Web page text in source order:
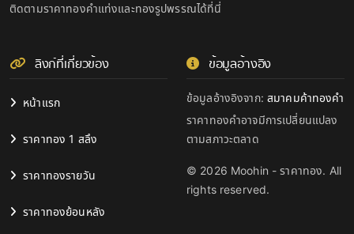
ติดตามราคาทองคำแท่งและทองรูปพรรณได้ที่นี่
ลิงก์ที่เกี่ยวข้อง
หน้าแรก
ราคาทอง 1 สลึง
ราคาทองรายวัน
ราคาทองย้อนหลัง
ข้อมูลอ้างอิง
ข้อมูลอ้างอิงจาก: สมาคมค้าทองคำ
ราคาทองคำอาจมีการเปลี่ยนแปลง
ตามสภาวะตลาด
© 2026 Moohin - ราคาทอง. All
rights reserved.